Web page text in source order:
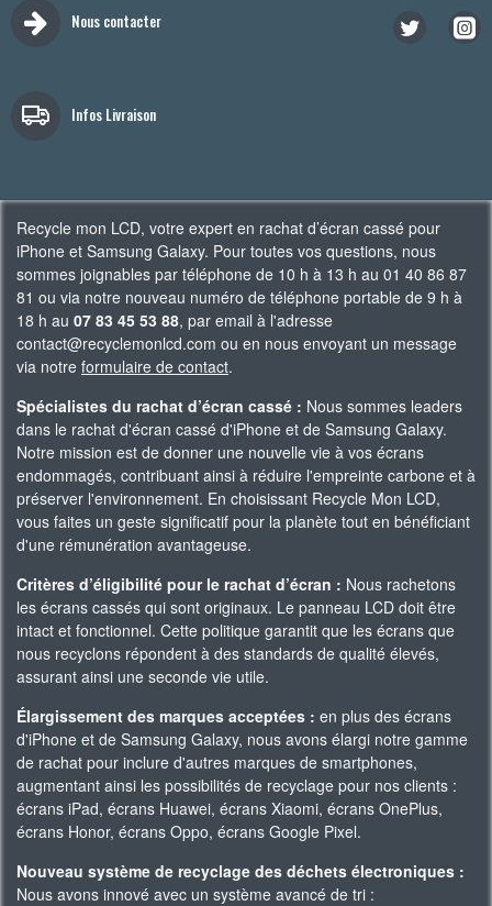
Nous contacter
Infos Livraison
Recycle mon LCD, votre expert en rachat d’écran cassé pour
iPhone et Samsung Galaxy. Pour toutes vos questions, nous
sommes joignables par téléphone de 10 h à 13 h au 01 40 86 87
81 ou via notre nouveau numéro de téléphone portable de 9 h à
18 h au 07 83 45 53 88, par email à l'adresse
contact@recyclemonlcd.com ou en nous envoyant un message
via notre formulaire de contact.
Spécialistes du rachat d’écran cassé : Nous sommes leaders
dans le rachat d'écran cassé d'iPhone et de Samsung Galaxy.
Notre mission est de donner une nouvelle vie à vos écrans
endommagés, contribuant ainsi à réduire l'empreinte carbone et à
préserver l'environnement. En choisissant Recycle Mon LCD,
vous faites un geste significatif pour la planète tout en bénéficiant
d'une rémunération avantageuse.
Critères d’éligibilité pour le rachat d’écran : Nous rachetons
les écrans cassés qui sont originaux. Le panneau LCD doit être
intact et fonctionnel. Cette politique garantit que les écrans que
nous recyclons répondent à des standards de qualité élevés,
assurant ainsi une seconde vie utile.
Élargissement des marques acceptées : en plus des écrans
d'iPhone et de Samsung Galaxy, nous avons élargi notre gamme
de rachat pour inclure d'autres marques de smartphones,
augmentant ainsi les possibilités de recyclage pour nos clients :
écrans iPad, écrans Huawei, écrans Xiaomi, écrans OnePlus,
écrans Honor, écrans Oppo, écrans Google Pixel.
Nouveau système de recyclage des déchets électroniques :
Nous avons innové avec un système avancé de tri :